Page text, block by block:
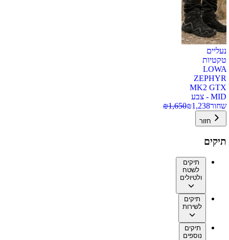
נעליים
טקטיות
LOWA
ZEPHYR
MK2 GTX
MID - צבע
שחור
₪1,238
₪1,650
חזור
תיקים
תיקים
לשטח
ולטיולים
תיקים
לשירות
תיקים
נוספים